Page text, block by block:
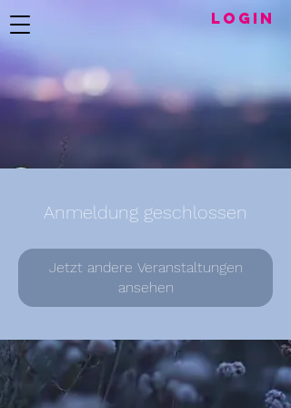
LogIN
Anmeldung geschlossen
Jetzt andere Veranstaltungen
ansehen